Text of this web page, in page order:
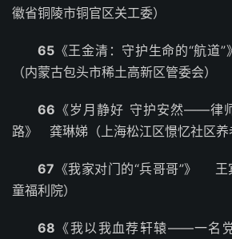
徽省铜陵市铜官区关工委）
65 《王金清：守护生命的“航
（内蒙古包头市稀土高新区管委会）
66 《岁月静好 守护安然——律
路》 龚琳娣（上海松江区憬忆社区养
67 《我家对门的“兵哥哥”》 王
童福利院）
68 《我以我血荐轩辕——一名